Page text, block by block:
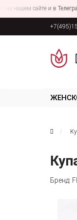
и в Телеграм
Бренд: